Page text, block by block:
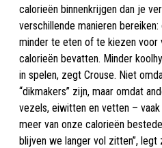
calorieën binnenkrijgen dan je
verschillende manieren
minder te eten of te kiezen voor
calorieën bevatten. Minder
in spelen, zegt Crouse. Niet
“dikmakers” zijn, maar omdat
vezels, eiwitten en vetten –
meer van onze calorieën
blijven we langer vol zitten”, legt